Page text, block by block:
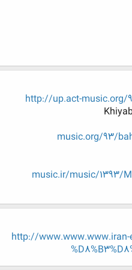
http://up.act-
music.org/93/
music.ir/music/1393/
http://